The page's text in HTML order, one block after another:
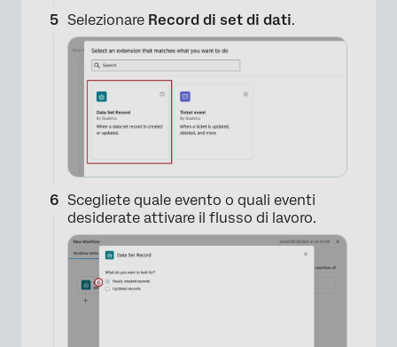
Selezionare Record di set di dati.
Scegliete quale evento o quali eventi
desiderate attivare il flusso di lavoro.